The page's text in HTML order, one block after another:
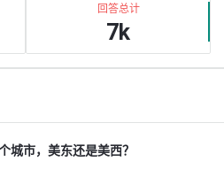
回答总计
7k
城市，美东还是美西？